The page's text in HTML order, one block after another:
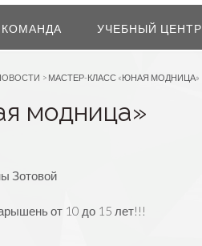
КОМАНДА УЧЕБНЫЙ ЦЕНТР
> МАСТЕР-КЛАСС «ЮНАЯ МОДНИЦА»
модница»
Зотовой
от 10 до 15 лет!!!